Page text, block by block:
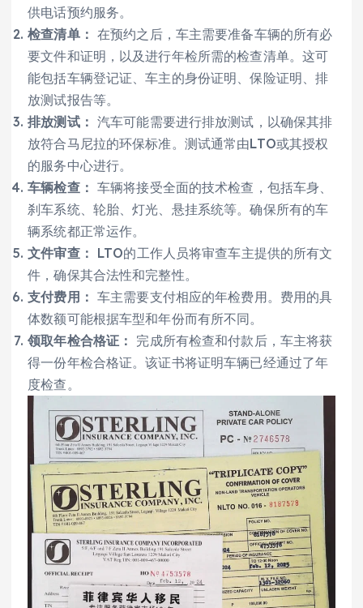
供电话预约服务。
检查清单： 在预约之后，车主需要准备车辆的所有必
要文件和证明，以及进行年检所需的检查清单。这可
能包括车辆登记证、车主的身份证明、保险证明、排
放测试报告等。
排放测试： 汽车可能需要进行排放测试，以确保其排
放符合马尼拉的环保标准。测试通常由LTO或其授权
的服务中心进行。
车辆检查： 车辆将接受全面的技术检查，包括车身、
刹车系统、轮胎、灯光、悬挂系统等。确保所有的车
辆系统都正常运作。
文件审查： LTO的工作人员将审查车主提供的所有文
件，确保其合法性和完整性。
支付费用： 车主需要支付相应的年检费用。费用的具
体数额可能根据车型和年份而有所不同。
领取年检合格证： 完成所有检查和付款后，车主将获
得一份年检合格证。该证书将证明车辆已经通过了年
度检查。